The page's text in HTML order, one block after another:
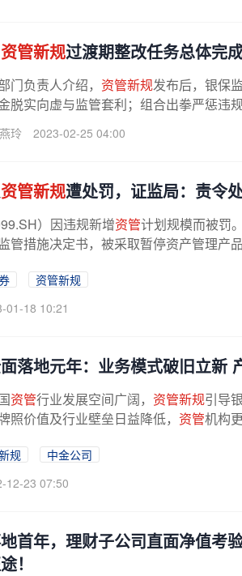
资管新规过渡期整改任务总体完
门负责人介绍， 资管新规发布后，银保
脱实向虚与监管套利；组合出拳严惩违
玲 2023-02-25 04:00
资管新规遭处罚，证监局：责令
）因违规新增资管计划规模而被罚
管措施决定书，被采取暂停资产管理产
资管新规
01-18 10:21
落地元年：业务模式破旧立新
资管行业发展空间广阔， 资管新规引导
照价值及行业壁垒日益降低， 资管机构
规
中金公司
12-23 07:50
首年，理财子公司直面净值考
！